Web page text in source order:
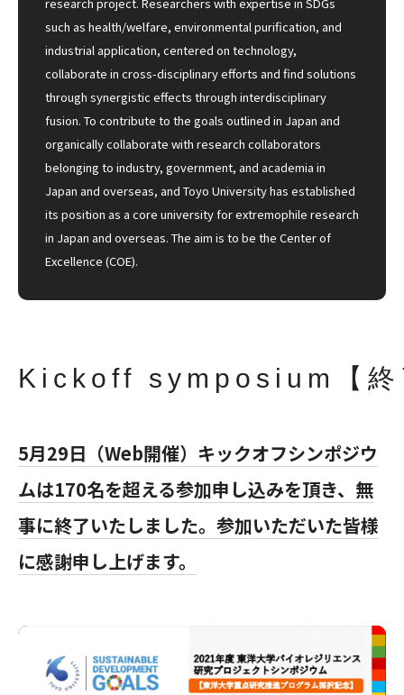
such as health/welfare, environmental purification, and
industrial application, centered on technology,
collaborate in cross-disciplinary efforts and find solutions
through synergistic effects through interdisciplinary
fusion. To contribute to the goals outlined in Japan and
organically collaborate with research collaborators
belonging to industry, government, and academia in
Japan and overseas, and Toyo University has established
its position as a core university for extremophile research
in Japan and overseas. The aim is to be the Center of
Excellence (COE).
Kickoff symposium【終
5月29日（Web開催）キックオフシンポジウ
ムは170名を超える参加申し込みを頂き、無
事に終了いたしました。参加いただいた皆様
に感謝申し上げます。